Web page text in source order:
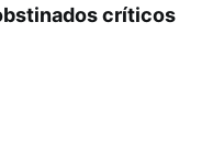
críticos